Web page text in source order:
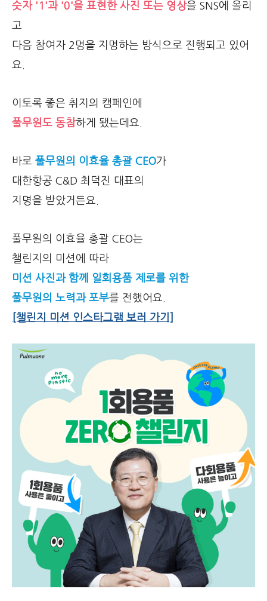
숫자 '1'과 '0'을 표현한 사진 또는 영상을 SNS에 올리
고
다음 참여자 2명을 지명하는 방식으로 진행되고 있어
요.
이토록 좋은 취지의 캠페인에
풀무원도 동참하게 됐는데요.
바로 풀무원의 이효율 총괄 CEO가
대한항공 C&D 최덕진 대표의
지명을 받았거든요.
풀무원의 이효율 총괄 CEO는
챌린지의 미션에 따라
미션 사진과 함께 일회용품 제로를 위한
풀무원의 노력과 포부를 전했어요.
[챌린지 미션 인스타그램 보러 가기]